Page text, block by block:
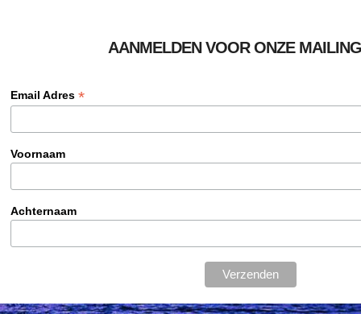
AANMELDEN VOOR ONZE
Email Adres*
Voornaam
Achternaam